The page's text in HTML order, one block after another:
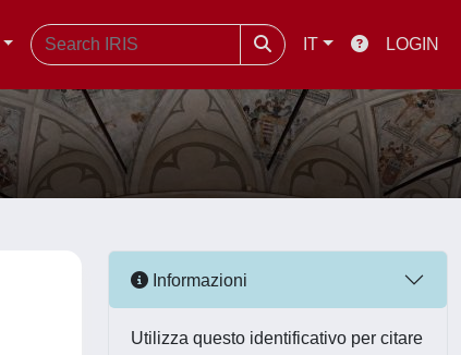
IT LOGIN
Informazioni
Utilizza questo identificativo per citare